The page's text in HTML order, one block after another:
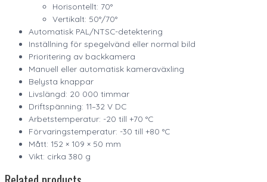
Horisontellt: 70°
Vertikalt: 50°/70°
Automatisk PAL/NTSC-detektering
Inställning för spegelvänd eller normal bild
Prioritering av backkamera
Manuell eller automatisk kameraväxling
Belysta knappar
Livslängd: 20 000 timmar
Driftspänning: 11–32 V DC
Arbetstemperatur: -20 till +70 °C
Förvaringstemperatur: -30 till +80 °C
Mått: 152 × 109 × 50 mm
Vikt: cirka 380 g